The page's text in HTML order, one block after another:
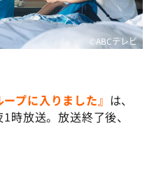
©️ABCテレビ
プに入りました』 は、
時放送。放送終了後、